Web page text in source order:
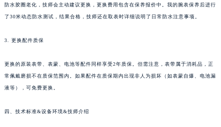
防水胶圈老化，技师会主动建议更换，更换费用包含在保养报价中。我的腕表保养后进行
了30米动态防水测试，结果合格，技师还在取表时详细说明了日常防水注意事项。
3. 更换配件质保
更换的原装表带、表蒙、电池等配件同样享受2年质保。但需注意，表带属于消耗品，正
常佩戴磨损不在质保范围内。如果配件在质保期内出现非人为损坏（如表蒙自爆、电池漏
液等），可免费更换。
四、技术标准&设备环境&技师介绍